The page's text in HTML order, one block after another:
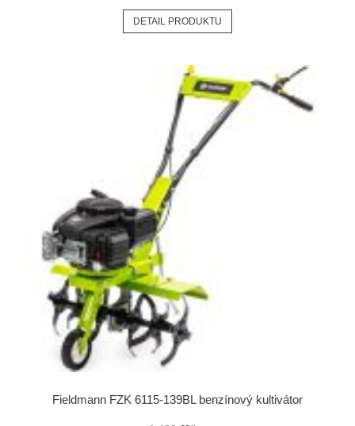
DETAIL PRODUKTU
Fieldmann FZK 6115-139BL benzínový kultivátor